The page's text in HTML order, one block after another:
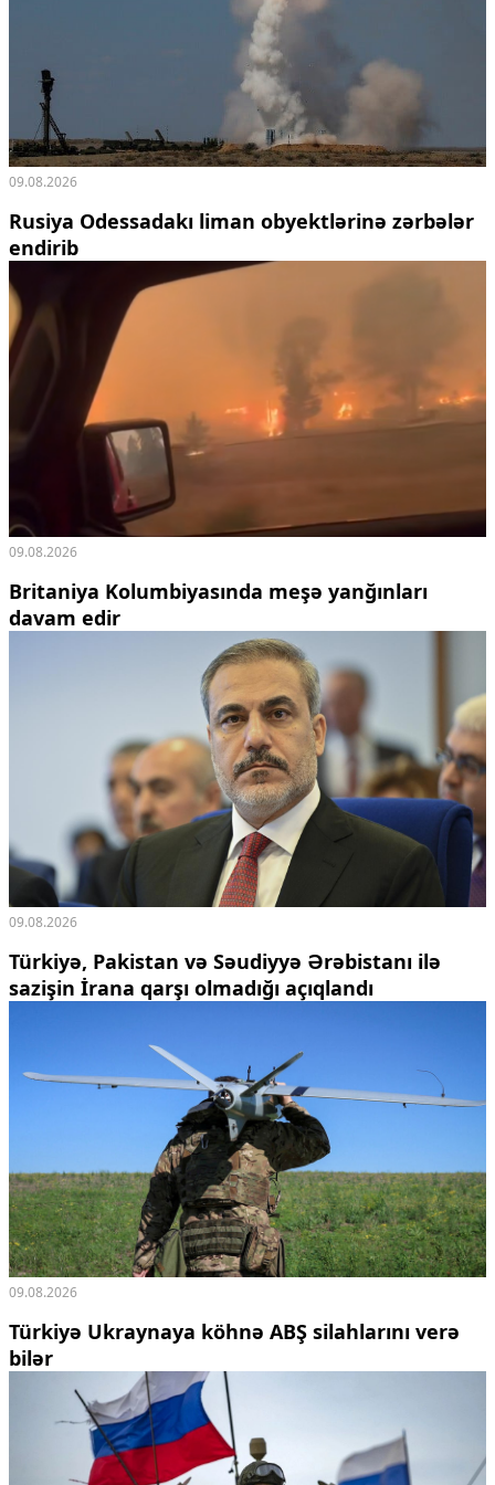
09.08.2026
Rusiya Odessadakı liman obyektlərinə zərbələr
endirib
09.08.2026
Britaniya Kolumbiyasında meşə yanğınları
davam edir
09.08.2026
Türkiyə, Pakistan və Səudiyyə Ərəbistanı ilə
sazişin İrana qarşı olmadığı açıqlandı
09.08.2026
Türkiyə Ukraynaya köhnə ABŞ silahlarını verə
bilər